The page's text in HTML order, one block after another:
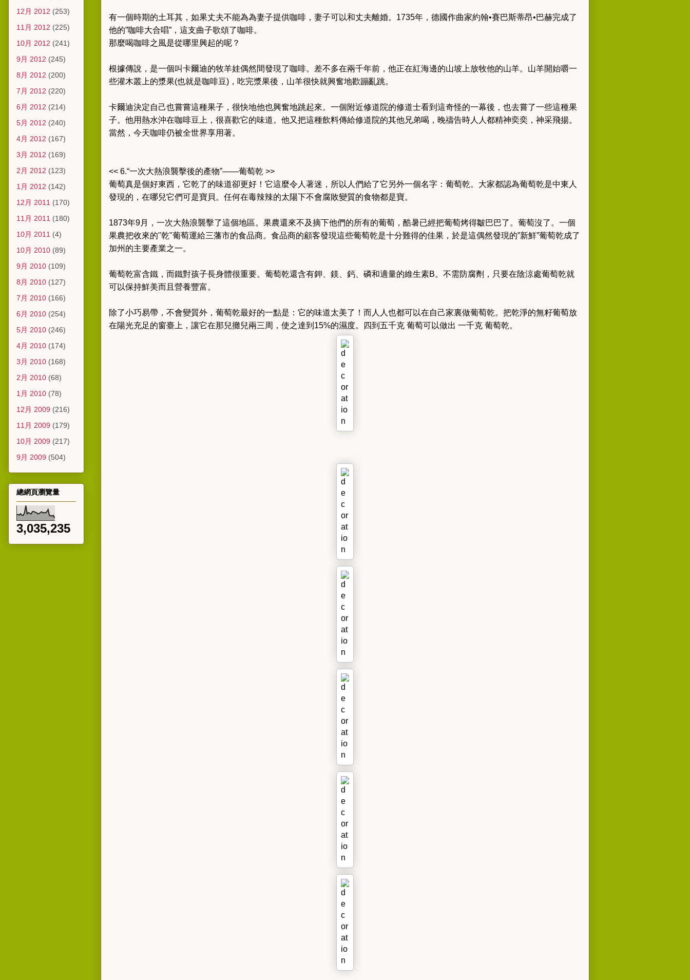
有一個時期的土耳其，如果丈夫不能為為妻子提供咖啡，妻子可以和丈夫離婚。1735年，德國作曲家約翰•賽巴斯蒂昂•巴赫完成了
他的”咖啡大合唱”，這支曲子歌頌了咖啡。
那麼喝咖啡之風是從哪里興起的呢？
根據傳說，是一個叫卡爾迪的牧羊娃偶然間發現了咖啡。差不多在兩千年前，他正在紅海邊的山坡上放牧他的山羊。山羊開始嚼一
些灌木叢上的漿果(也就是咖啡豆)，吃完漿果後，山羊很快就興奮地歡蹦亂跳。
卡爾迪決定自己也嘗嘗這種果子，很快地他也興奮地跳起來。一個附近修道院的修道士看到這奇怪的一幕後，也去嘗了一些這種果
子。他用熱水沖在咖啡豆上，很喜歡它的味道。他又把這種飲料傳給修道院的其他兄弟喝，晚禱告時人人都精神奕奕，神采飛揚。
當然，今天咖啡仍被全世界享用著。
<< 6.“一次大熱浪襲擊後的產物”——葡萄乾 >>
葡萄真是個好東西，它乾了的味道卻更好！它這麼令人著迷，所以人們給了它另外一個名字：葡萄乾。大家都認為葡萄乾是中東人
發現的，在哪兒它們可是寶貝。任何在毒辣辣的太陽下不會腐敗變質的食物都是寶。
1873年9月，一次大熱浪襲擊了這個地區。果農還來不及摘下他們的所有的葡萄，酷暑已經把葡萄烤得皺巴巴了。葡萄沒了。一個
果農把收來的"乾"葡萄運給三藩市的食品商。食品商的顧客發現這些葡萄乾是十分難得的佳果，於是這偶然發現的”新鮮”葡萄乾成了
加州的主要產業之一。
葡萄乾富含鐵，而鐵對孩子長身體很重要。葡萄乾還含有鉀、鎂、鈣、磷和適量的維生素B。不需防腐劑，只要在陰涼處葡萄乾就
可以保持鮮美而且營養豐富。
除了小巧易帶，不會變質外，葡萄乾最好的一點是：它的味道太美了！而人人也都可以在自己家裏做葡萄乾。把乾淨的無籽葡萄放
在陽光充足的窗臺上，讓它在那兒攤兒兩三周，使之達到15%的濕度。四到五千克 葡萄可以做出 一千克 葡萄乾。
12月 2012 (253)
11月 2012 (225)
10月 2012 (241)
9月 2012 (245)
8月 2012 (200)
7月 2012 (220)
6月 2012 (214)
5月 2012 (240)
4月 2012 (167)
3月 2012 (169)
2月 2012 (123)
1月 2012 (142)
12月 2011 (170)
11月 2011 (180)
10月 2011 (4)
10月 2010 (89)
9月 2010 (109)
8月 2010 (127)
7月 2010 (166)
6月 2010 (254)
5月 2010 (246)
4月 2010 (174)
3月 2010 (168)
2月 2010 (68)
1月 2010 (78)
12月 2009 (216)
11月 2009 (179)
10月 2009 (217)
9月 2009 (504)
總網頁瀏覽量
3,035,235